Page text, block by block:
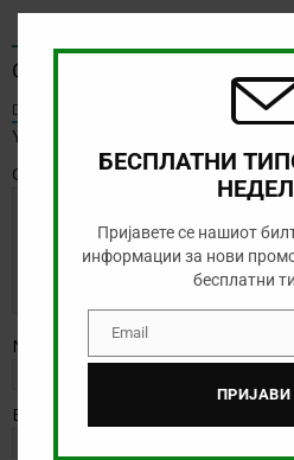
Оставете коментар
Default Comments (0) Facebook
Your email address will not be
Comment
Name
Email
БЕСПЛАТНИ
Пријавете се нашиот
информации за нови
бесплатни
EmailEmail
ПРИЈАВИ